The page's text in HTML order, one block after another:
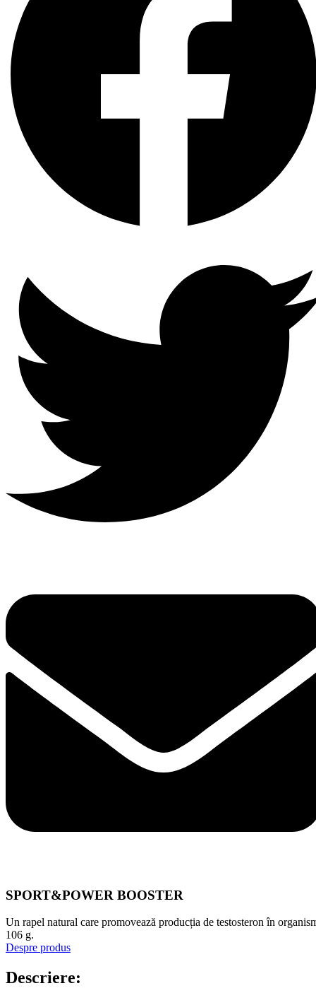
SPORT&POWER BOOSTER
Un rapel natural care promovează producția de testosteron în
106 g.
Despre produs
Descriere: